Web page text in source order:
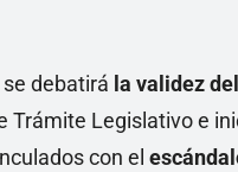
debatirá la validez
Trámite Legislativo e
con el